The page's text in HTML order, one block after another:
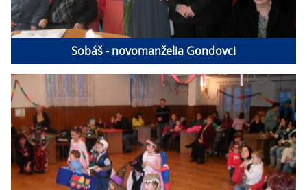
Sobáš - novomanželia Gondovci